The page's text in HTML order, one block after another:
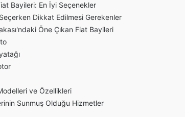
Bayileri: En İyi Seçenekler
Dikkat Edilmesi Gerekenler
Öne Çıkan Fiat Bayileri
ve Özellikleri
Sunmuş Olduğu Hizmetler